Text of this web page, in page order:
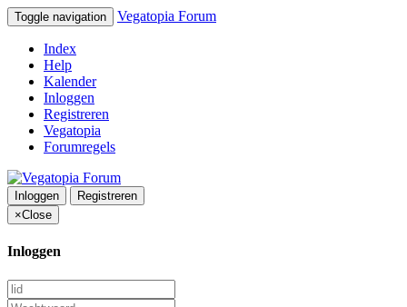
Toggle navigation Vegatopia Forum
Index
Help
Kalender
Inloggen
Registreren
Vegatopia
Forumregels
Inloggen
Registreren
×Close
Inloggen